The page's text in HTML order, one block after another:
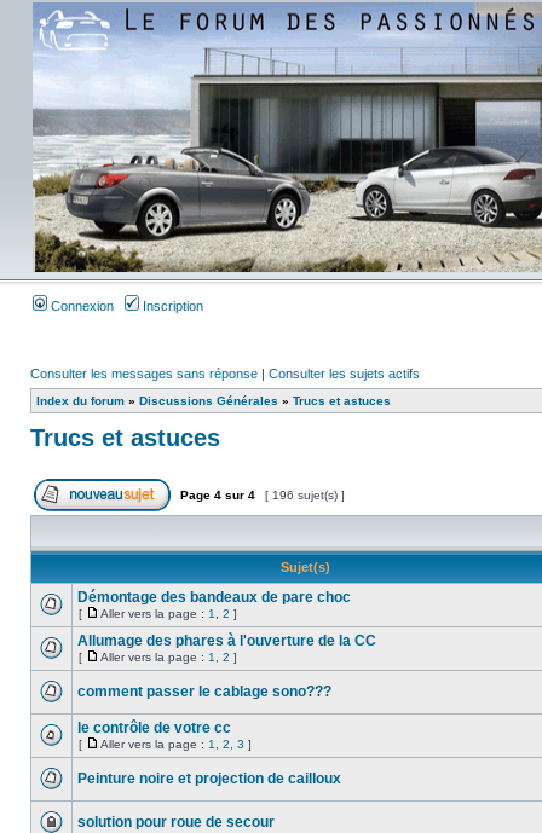
Connexion Inscription
Consulter les messages sans réponse | Consulter les sujets actifs
Index du forum » Discussions Générales » Trucs et astuces
Trucs et astuces
Page 4 sur 4 [ 196 sujet(s) ]
Sujet(s)
Démontage des bandeaux de pare choc
[ Aller vers la page : 1 2 ]
Allumage des phares à l'ouverture de la CC
[ Aller vers la page : 1 2 ]
comment passer le cablage sono???
le contrôle de votre cc
[ Aller vers la page : 1 2 3 ]
Peinture noire et projection de cailloux
solution pour roue de secour